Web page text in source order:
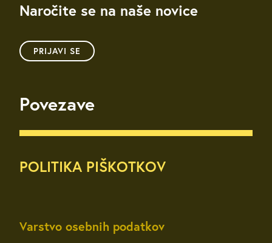
Naročite se na naše novice
PRIJAVI SE
Povezave
POLITIKA PIŠKOTKOV
Varstvo osebnih podatkov